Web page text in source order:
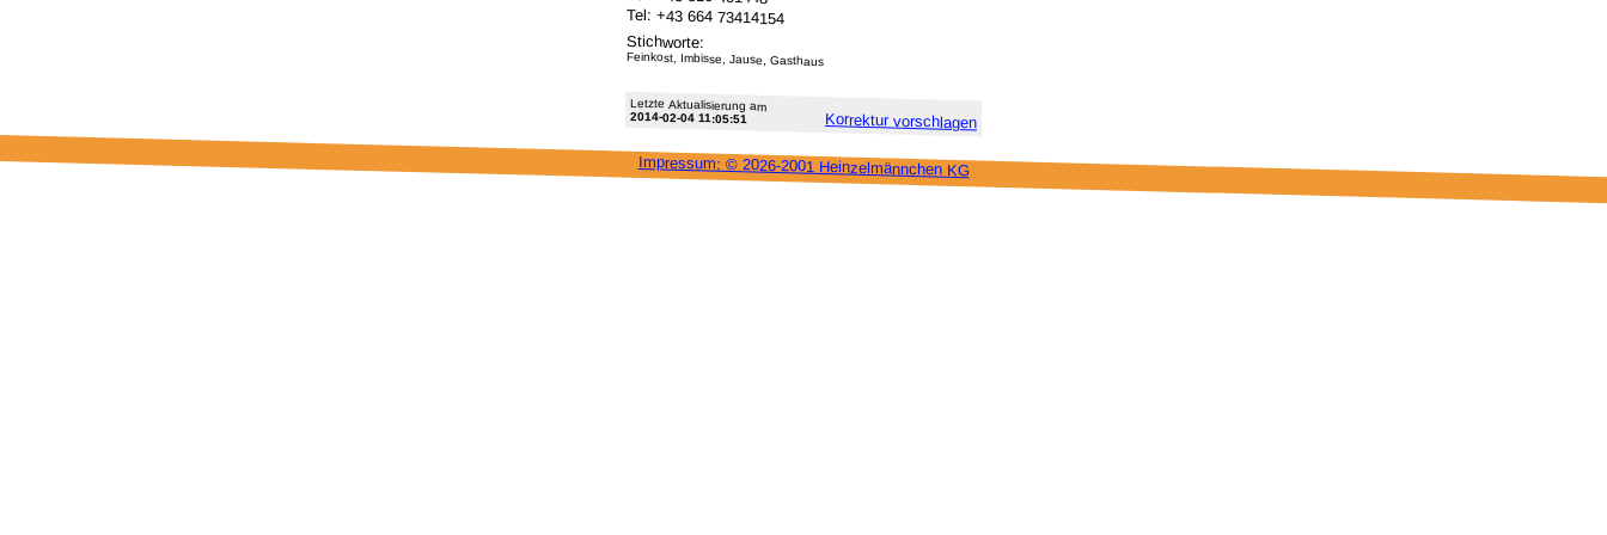
Tel: +43 664 73414154
Stichworte:
Feinkost, Imbisse, Jause, Gasthaus
Letzte Aktu­alisie­rung am
2014-02-04 11:05:51 Korrektur vor­schlagen
Impressum: © 2026-2001 Heinzel­männchen KG